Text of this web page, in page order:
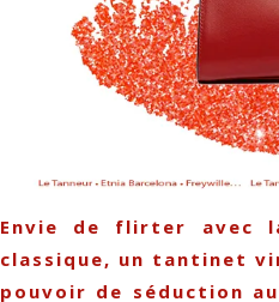
Envie de flirter avec
classique, un tantinet
pouvoir de séduction